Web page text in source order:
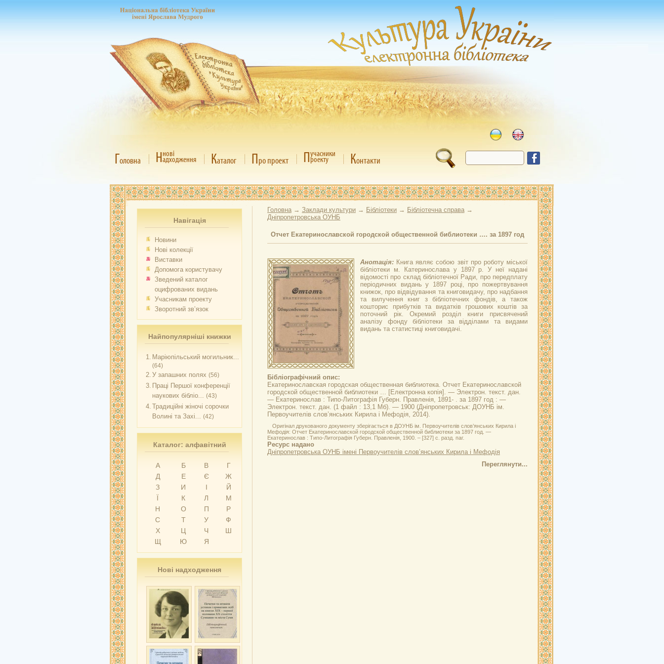
Головна Ннові
адходження Каталог Про проект Пучасники
роекту Контакти
Навігація
Новини
Нові колекції
Виставки
Допомога користувачу
Зведений каталог
оцифрованих видань
Учасникам проекту
Зворотний зв’язок
Найпопулярніші книжки
1. Маріюпільський могильник...
(64)
2. У запашних полях (56)
3. Праці Першої конференції
наукових бібліо... (43)
4. Традиційні жіночі сорочки
Волині та Захі... (42)
Каталог: алфавітний
А Б В
Г
Д
Е Є
Ж
З
И І
Й
Ї
К Л
М
Н
О П
Р
С
Т У
Ф
Х
Ц Ч
Ш
Щ
Ю Я
Нові надходження
Головна → Заклади культури → Бібліотеки → Бібліотечна справа →
Дніпропетровська ОУНБ
Отчет Екатеринославской городской общественной библиотеки …. за 1897 год
Анотація: Книга являє собою звіт про роботу міської
бібліотеки м. Катеринослава у 1897 р. У неї надані
відомості про склад бібліотечної Ради, про передплату
періодичних видань у 1897 році, про пожертвування
книжок, про відвідування та книговидачу, про надбання
та вилучення книг з бібліотечних фондів, а також
кошторис прибутків та видатків грошових коштів за
поточний рік. Окремий розділ книги присвячений
аналізу фонду бібліотеки за відділами та видами
видань та статистиці книговидачі.
Бібліографічний опис:
Екатеринославская городская общественная библиотека. Отчет Екатеринославской
городской общественной библиотеки … [Електронна копія]. — Электрон. текст. дан.
— Екатеринослав : Типо-Литографія Губерн. Правленія, 1891- . за 1897 год : —
Электрон. текст. дан. (1 файл : 13,1 Мб). — 1900 (Дніпропетровськ: ДОУНБ ім.
Первоучителів слов’янських Кирила і Мефодія, 2014).
Оригінал друкованого документу зберігається в ДОУНБ ім. Первоучителів слов’янських Кирила і
Мефодія: Отчет Екатеринославской городской общественной библиотеки за 1897 год. —
Екатеринослав : Типо-Литографія Губерн. Правленія, 1900. – [327] с. разд. паг.
Ресурс надано
Дніпропетровська ОУНБ імені Первоучителів слов’янських Кирила і Мефодія
Переглянути...